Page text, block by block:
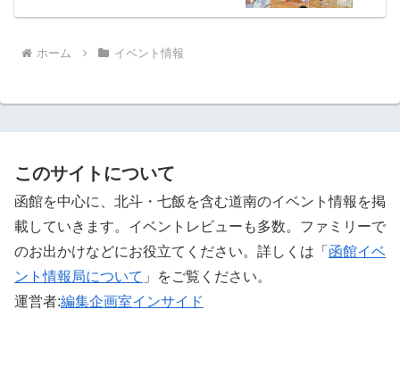
ホーム イベント情報
このサイトについて
函館を中心に、北斗・七飯を含む道南のイベント情報を掲
載していきます。イベントレビューも多数。ファミリーで
のお出かけなどにお役立てください。詳しくは「 函館イベ
ント情報局について 」をご覧ください。 ‎
運営者:編集企画室インサイド